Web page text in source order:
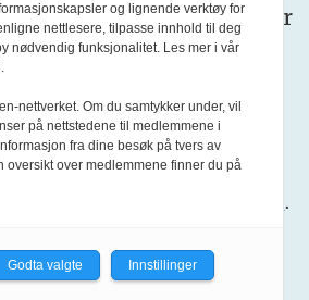
spørsmål. For
om klageadgang, se:
er medlem avFagpressen
.
us in English
og lignende verktøy for
nettlesere, tilpasse innhold til deg
nødvendig funksjonalitet. Les mer i vår
nettverket. Om du samtykker under, vil
på nettstedene til medlemmene i
fra dine besøk på tvers av
oversikt over medlemmene finner du på
Godta valgte Innstillinger